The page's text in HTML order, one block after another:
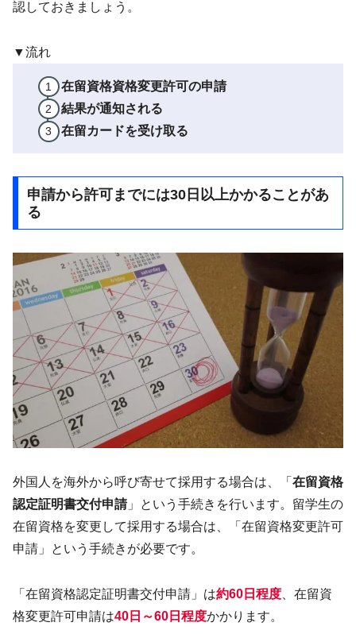
認しておきましょう。
▼流れ
在留資格資格変更許可の申請
結果が通知される
在留カードを受け取る
申請から許可までには30日以上かかることがあ
る
外国人を海外から呼び寄せて採用する場合は、「 在留資格
認定証明書交付申請」という手続きを行います。留学生の
在留資格を変更して採用する場合は、「在留資格変更許可
申請」という手続きが必要です。
「在留資格認定証明書交付申請」は約60日程度 、在留資
格変更許可申請は40日～60日程度かかります。